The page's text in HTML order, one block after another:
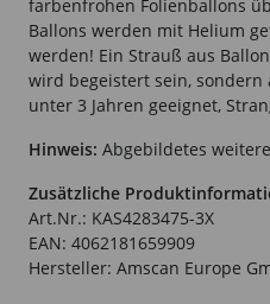
farbenfrohen Folienballons
Ballons werden mit Helium
werden! Ein Strauß aus
wird begeistert sein, sondern
unter 3 Jahren geeignet,
Hinweis: Abgebildetes
Zusätzliche
Art.Nr.: KAS4283475-3X
EAN: 4062181659909
Hersteller: Amscan Europe